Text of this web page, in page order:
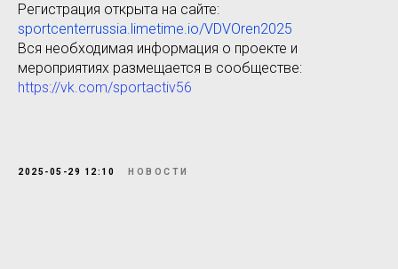
Регистрация открыта на сайте:
sportcenterrussia.limetime.io/VDVOren2025
Вся необходимая информация о проекте и
мероприятиях размещается в сообществе:
https://vk.com/sportactiv56
2025-05-29 12:10 НОВОСТИ